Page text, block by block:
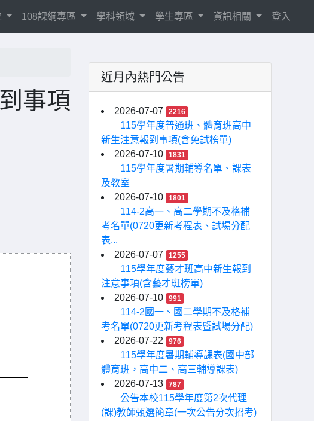
108課綱專區 學科領域 學生專區 資訊相關 登入
事項
近月內熱門公告
2026-07-07 2216
115學年度普通班、體育班高中
新生注意報到事項(含免試榜單)
2026-07-10
1831
115學年度暑期輔導名單、課表
及教室
2026-07-10
1801
114-2高一、高二學期不及格補
考名單(0720更新考程表、試場分配
表...
2026-07-07
1255
115學年度藝才班高中新生報到
注意事項(含藝才班榜單)
2026-07-10
991
114-2國一、國二學期不及格補
考名單(0720更新考程表暨試場分配)
2026-07-22
976
115學年度暑期輔導課表(國中部
體育班，高中二、高三輔導課表)
2026-07-13
787
公告本校115學年度第2次代理
(課)教師甄選簡章(一次公告分次招考)